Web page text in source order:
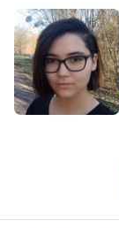
I